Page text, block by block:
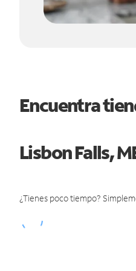
Encuentra
Lisbon Falls,
¿Tienes poco tiempo?